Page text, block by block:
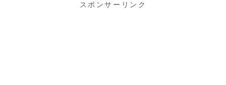
スポンサーリンク